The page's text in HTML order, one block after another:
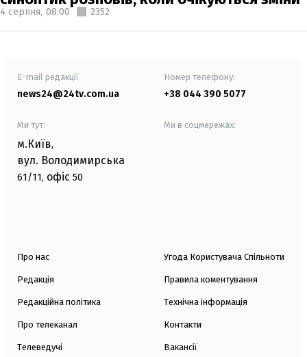
4 серпня, 08:00 2352
E-mail редакції
news24@24tv.com.ua
Номер телефону:
+38 044 390 5077
Ми тут:
м.Київ,
вул. Володимирська
61/11, офіс 50
Ми в соцмережах:
Про нас
Редакція
Редакційна політика
Про телеканал
Телеведучі
Угода Користувача Спільноти
Правила коментування
Технічна інформація
Контакти
Вакансії